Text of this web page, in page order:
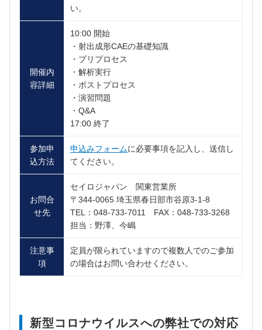
い。
開催内
容詳細
10:00 開始
・射出成形CAEの基礎知識
・プリプロセス
・解析実行
・ポストプロセス
・演習問題
・Q&A
17:00 終了
参加申
込方法
申込みフォームに必要事項を記入し、送信し
てください。
お問合
せ先
セイロジャパン 関東営業所
〒344-0065 埼玉県春日部市谷原3-1-8
TEL：048-733-7011 FAX：048-733-3268
担当：野澤、今嶋
注意事
項
定員が限られていますので複数人でのご参加
の場合はお問い合わせください。
新型コロナウイルスへの弊社での対応